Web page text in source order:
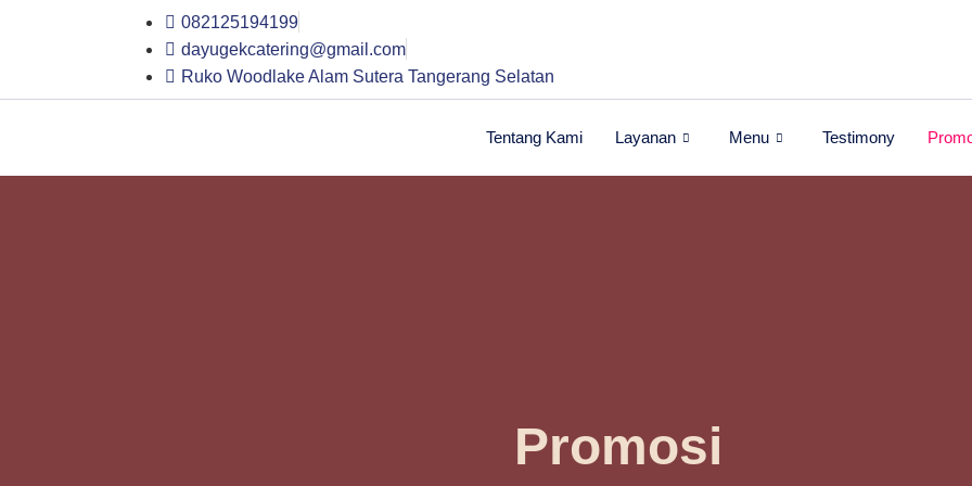
082125194199
dayugekcatering@gmail.com
Ruko Woodlake Alam Sutera Tangerang Selatan
Tentang Kami Layanan Menu Testimony
Promosi